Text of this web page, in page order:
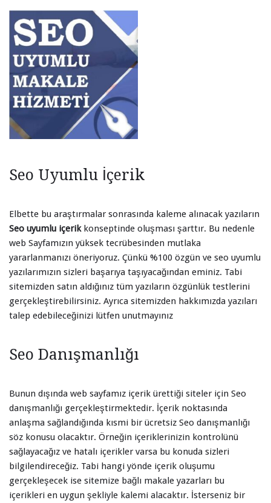
Seo Uyumlu İçerik
Elbette bu araştırmalar sonrasında kaleme alınacak yazıların
Seo uyumlu içerikkonseptinde oluşması şarttır. Bu nedenle
web Sayfamızın yüksek tecrübesinden mutlaka
yararlanmanızı öneriyoruz. Çünkü %100 özgün ve seo uyumlu
yazılarımızın sizleri başarıya taşıyacağından eminiz. Tabi
sitemizden satın aldığınız tüm yazıların özgünlük testlerini
gerçekleştirebilirsiniz. Ayrıca sitemizden hakkımızda yazıları
talep edebileceğinizi lütfen unutmayınız
Seo Danışmanlığı
Bunun dışında web sayfamız içerik ürettiği siteler için Seo
danışmanlığı gerçekleştirmektedir. İçerik noktasında
anlaşma sağlandığında kısmi bir ücretsiz Seo danışmanlığı
söz konusu olacaktır. Örneğin içeriklerinizin kontrolünü
sağlayacağız ve hatalı içerikler varsa bu konuda sizleri
bilgilendireceğiz. Tabi hangi yönde içerik oluşumu
gerçekleşecek ise sitemize bağlı makale yazarları bu
içerikleri en uygun şekliyle kalemi alacaktır. İsterseniz bir